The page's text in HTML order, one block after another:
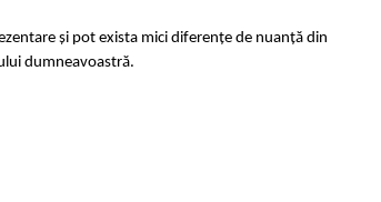
și pot exista mici diferențe de nuanță din
dumneavoastră.